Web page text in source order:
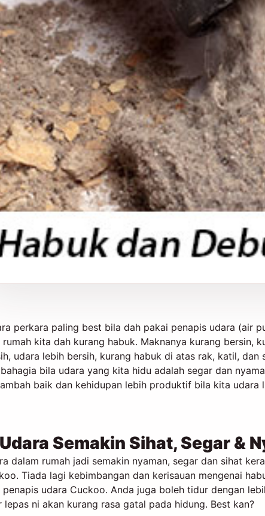
perkara paling best bila dah pakai penapis udara (air
rumah kita dah kurang habuk. Maknanya kurang bersin,
udara lebih bersih, kurang habuk di atas rak, katil, dan
bila udara yang kita hidu adalah segar dan
baik dan kehidupan lebih produktif bila kita udara
Semakin Sihat, Segar &
dalam rumah jadi semakin nyaman, segar dan sihat
Tiada lagi kebimbangan dan kerisauan mengenai
penapis udara Cuckoo. Anda juga boleh tidur dengan
lepas ni akan kurang rasa gatal pada hidung. Best kan?